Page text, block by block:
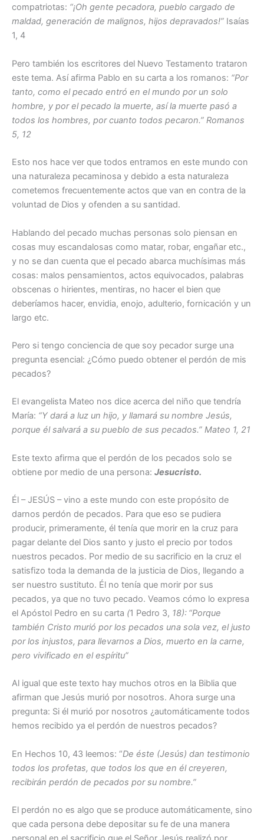
compatriotas: “¡Oh gente pecadora, pueblo cargado de
maldad, generación de malignos, hijos depravados!” Isaías
1, 4
Pero también los escritores del Nuevo Testamento trataron
este tema. Así afirma Pablo en su carta a los romanos: “Por
tanto, como el pecado entró en el mundo por un solo
hombre, y por el pecado la muerte, así la muerte pasó a
todos los hombres, por cuanto todos pecaron.” Romanos
5, 12
Esto nos hace ver que todos entramos en este mundo con
una naturaleza pecaminosa y debido a esta naturaleza
cometemos frecuentemente actos que van en contra de la
voluntad de Dios y ofenden a su santidad.
Hablando del pecado muchas personas solo piensan en
cosas muy escandalosas como matar, robar, engañar etc.,
y no se dan cuenta que el pecado abarca muchísimas más
cosas: malos pensamientos, actos equivocados, palabras
obscenas o hirientes, mentiras, no hacer el bien que
deberíamos hacer, envidia, enojo, adulterio, fornicación y un
largo etc.
Pero si tengo conciencia de que soy pecador surge una
pregunta esencial: ¿Cómo puedo obtener el perdón de mis
pecados?
El evangelista Mateo nos dice acerca del niño que tendría
María: “Y dará a luz un hijo, y llamará su nombre Jesús,
porque él salvará a su pueblo de sus pecados.” Mateo 1, 21
Este texto afirma que el perdón de los pecados solo se
obtiene por medio de una persona: Jesucristo.
Él – JESÚS – vino a este mundo con este propósito de
darnos perdón de pecados. Para que eso se pudiera
producir, primeramente, él tenía que morir en la cruz para
pagar delante del Dios santo y justo el precio por todos
nuestros pecados. Por medio de su sacrificio en la cruz el
satisfizo toda la demanda de la justicia de Dios, llegando a
ser nuestro sustituto. Él no tenía que morir por sus
pecados, ya que no tuvo pecado. Veamos cómo lo expresa
el Apóstol Pedro en su carta (1 Pedro 3, 18): “Porque
también Cristo murió por los pecados una sola vez, el justo
por los injustos, para llevarnos a Dios, muerto en la carne,
pero vivificado en el espíritu”
Al igual que este texto hay muchos otros en la Biblia que
afirman que Jesús murió por nosotros. Ahora surge una
pregunta: Si él murió por nosotros ¿automáticamente todos
hemos recibido ya el perdón de nuestros pecados?
En Hechos 10, 43 leemos: “De éste (Jesús) dan testimonio
todos los profetas, que todos los que en él creyeren,
recibirán perdón de pecados por su nombre.”
El perdón no es algo que se produce automáticamente, sino
que cada persona debe depositar su fe de una manera